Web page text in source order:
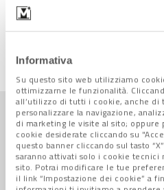
Informativa
Su questo sito web utilizziamo
ottimizzarne le funzionalità.
all’utilizzo di tutti i cookie, anche
personalizzare la navigazione,
di marketing le visite al sito;
cookie desiderate cliccando su
questo banner cliccando sul tasto
saranno attivati solo i cookie tecnici
sito. Potrai modificare le tue
il link “Impostazione dei cookie” a
Follow us
Follow us
Sport +